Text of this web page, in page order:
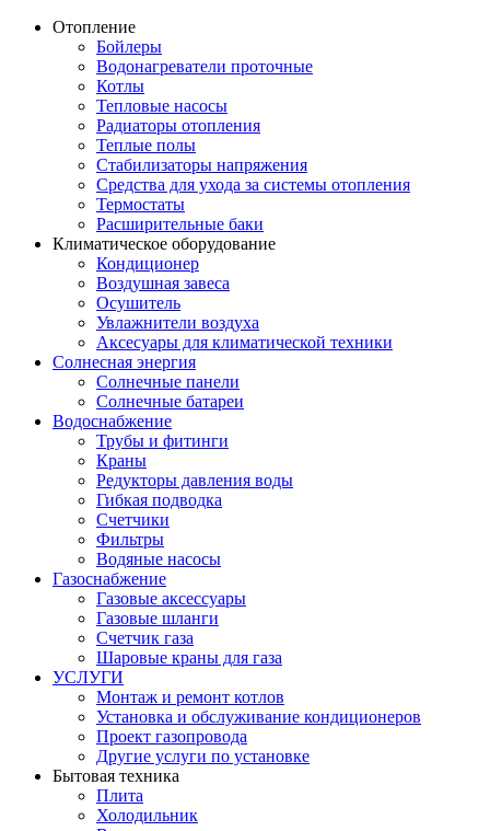
Отопление
Бойлеры
Водонагреватели проточные
Котлы
Тепловые насосы
Радиаторы отопления
Теплые полы
Стабилизаторы напряжения
Средства для ухода за системы отопления
Термостаты
Расширительные баки
Климатическое оборудование
Кондиционер
Воздушная завеса
Осушитель
Увлажнители воздуха
Аксесуары для климатической техники
Солнесная энергия
Cолнечные панели
Солнечные батареи
Водоснабжение
Трубы и фитинги
Краны
Редукторы давления воды
Гибкая подводка
Счетчики
Фильтры
Водяные насосы
Газоснабжение
Газовые аксессуары
Газовые шланги
Счетчик газа
Шаровые краны для газа
УСЛУГИ
Монтаж и ремонт котлов
Установка и обслуживание кондиционеров
Проект газопровода
Другие услуги по установке
Бытовая техника
Плита
Холодильник